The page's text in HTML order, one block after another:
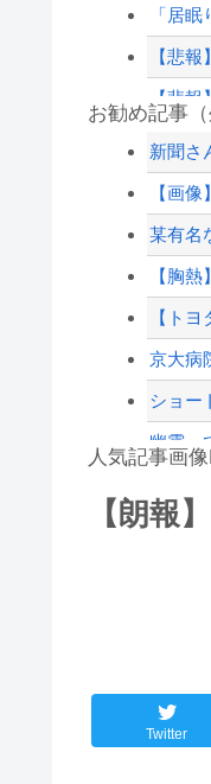
「居
【悲
【悲
【謎】
中国
ジャン
【朗
【配
【緊
お勧め記事（
新聞さ
【画
某有名
【胸
【ト
京大病
ショー
幽霊っ
実況「
海外「
人気記事画
【朗報
Twitter